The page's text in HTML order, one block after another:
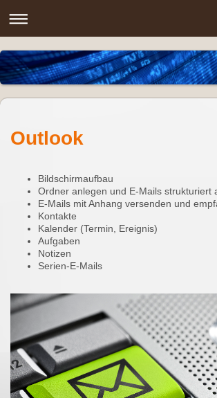
Outlook
Bildschirmaufbau
Ordner anlegen und E-Mails strukturiert
E-Mails mit Anhang versenden und
Kontakte
Kalender (Termin, Ereignis)
Aufgaben
Notizen
Serien-E-Mails